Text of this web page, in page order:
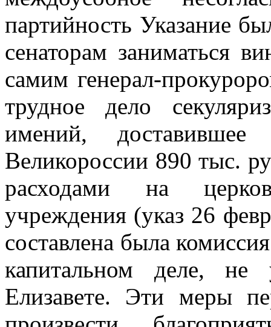
партийность Указание
сенаторам заниматься
самим генерал-
трудное дело
имений,
Великороссии 890 тыс.
расходами на
учреждения (указ 26
составлена была
капитальном деле, не
Елизавете. Эти меры